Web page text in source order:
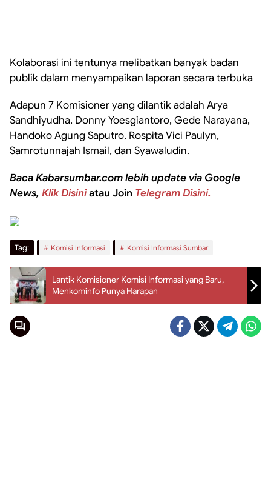
Kolaborasi ini tentunya melibatkan banyak badan
publik dalam menyampaikan laporan secara terbuka
Adapun 7 Komisioner yang dilantik adalah Arya
Sandhiyudha, Donny Yoesgiantoro, Gede Narayana,
Handoko Agung Saputro, Rospita Vici Paulyn,
Samrotunnajah Ismail, dan Syawaludin.
Baca Kabarsumbar.com lebih update via Google
News, Klik Disiniatau Join Telegram Disini.
Tag: Komisi Informasi Komisi Informasi Sumbar
Lantik Komisioner Komisi Informasi yang Baru,
Menkominfo Punya Harapan